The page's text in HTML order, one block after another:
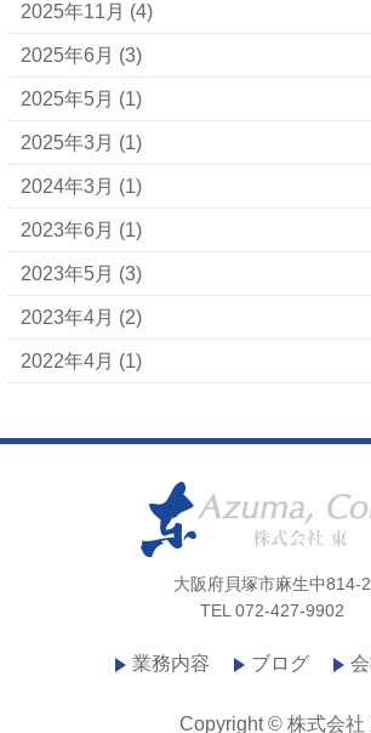
2025年11月 (4)
2025年6月 (3)
2025年5月 (1)
2025年3月 (1)
2024年3月 (1)
2023年6月 (1)
2023年5月 (3)
2023年4月 (2)
2022年4月 (1)
大阪府貝塚市麻生中814-2
TEL 072-427-9902
業務内容 ブログ
Copyright © 株式会社